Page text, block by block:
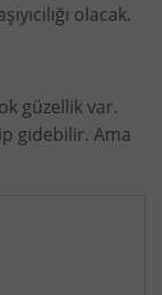
olacak.
güzellik var.
gidebilir. Ama